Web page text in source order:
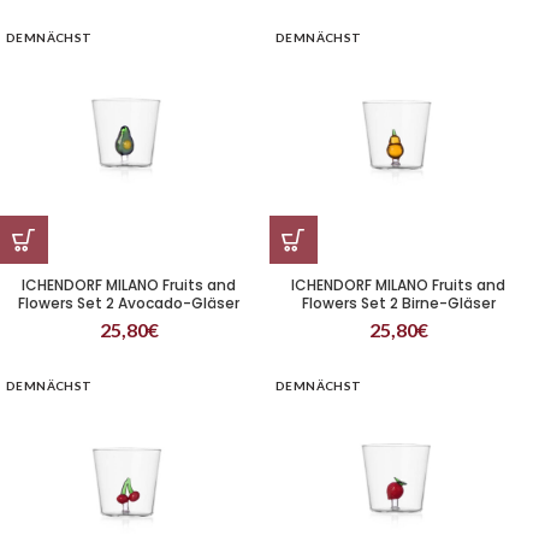
DEMNÄCHST
ICHENDORF MILANO Fruits and
Flowers Set 2 Avocado-Gläser
25,80€
DEMNÄCHST
ICHENDORF MILANO Fruits and
Flowers Set 2 Birne-Gläser
25,80€
DEMNÄCHST DEMNÄCHST